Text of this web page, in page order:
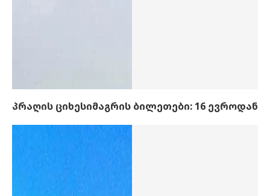
პრაღის ციხესიმაგრის ბილეთები: 16 ევროდან